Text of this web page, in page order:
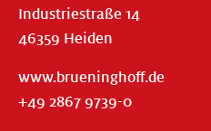
Industriestraße 14
46359 Heiden
www.brueninghoff.de
+49 2867 9739-0